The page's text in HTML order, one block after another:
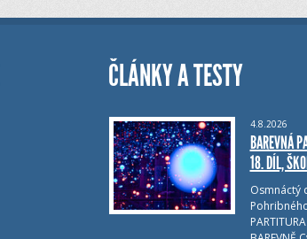
ČLÁNKY A TESTY
4.8.2026
BAREVNÁ
18. DÍL,
Osmnáctý